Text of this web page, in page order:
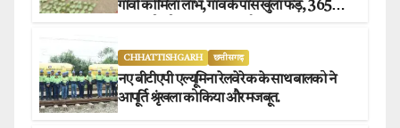
गांवों को मिला लाभ, गांव के पास खुला फड़, 365
CHHATTISHGARH छत्तीसगढ़
नए बीटीएपी एल्यूमिना रेलवे रेक के साथ बालको ने
आपूर्ति श्रृंखला को किया और मजबूत.